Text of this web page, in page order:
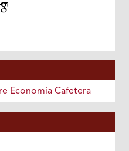
Economía Cafetera